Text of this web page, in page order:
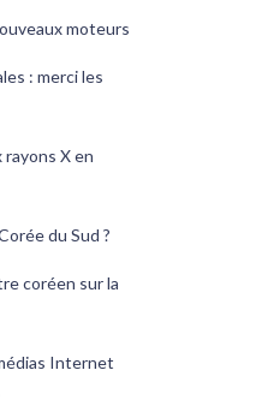
moteurs
: merci les
X en
du Sud ?
coréen sur la
Internet